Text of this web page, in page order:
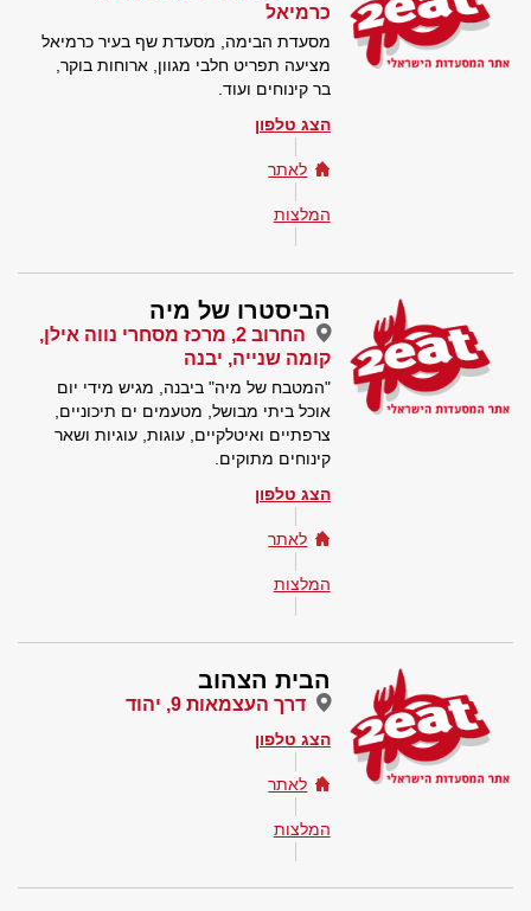
כרמיאל
מסעדת הבימה, מסעדת שף בעיר כרמיאל
מציעה תפריט חלבי מגוון, ארוחות בוקר,
בר קינוחים ועוד.
הצג טלפון
לאתר
המלצות
הביסטרו של מיה
החרוב 2, מרכז מסחרי נווה אילן,
קומה שנייה, יבנה
"המטבח של מיה" ביבנה, מגיש מידי יום
אוכל ביתי מבושל, מטעמים ים תיכוניים,
צרפתיים ואיטלקיים, עוגות, עוגיות ושאר
קינוחים מתוקים.
הצג טלפון
לאתר
המלצות
הבית הצהוב
דרך העצמאות 9, יהוד
הצג טלפון
לאתר
המלצות